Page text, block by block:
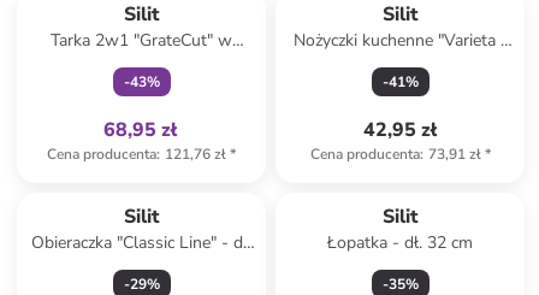
Silit
Tarka 2w1 "GrateCut" w
kolorze czarno-czerwonym -
dł. 29,6 cm
-43%
68,95 zł
Cena producenta: 121,76 zł*
Silit
Nożyczki kuchenne "Varieta "
w kolorze czarno-jasnoszarym
- dł. 21 cm
-41%
42,95 zł
Cena producenta: 73,91 zł*
Silit
Obieraczka "Classic Line" - dł.
19 cm
-29%
Silit
Łopatka - dł. 32 cm
-35%